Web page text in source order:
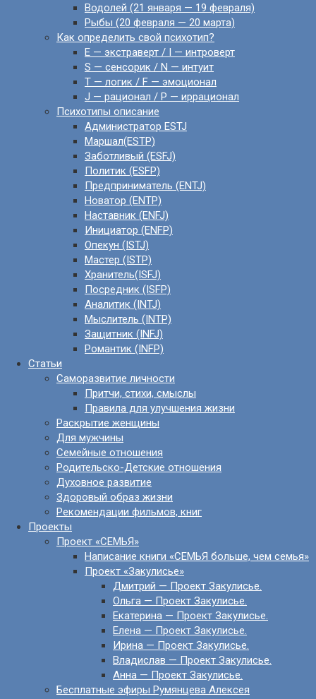
Водолей (21 января — 19 февраля)
Рыбы (20 февраля — 20 марта)
Как определить свой психотип?
E — экстраверт / I — интроверт
S — сенсорик / N — интуит
T — логик / F — эмоционал
J — рационал / P — иррационал
Психотипы описание
Администратор ESTJ
Маршал(ESTP)
Заботливый (ESFJ)
Политик (ESFP)
Предприниматель (ENTJ)
Новатор (ENTP)
Наставник (ENFJ)
Инициатор (ENFP)
Опекун (ISTJ)
Мастер (ISTP)
Хранитель(ISFJ)
Посредник (ISFP)
Аналитик (INTJ)
Мыслитель (INTP)
Защитник (INFJ)
Романтик (INFP)
Статьи
Саморазвитие личности
Притчи, стихи, смыслы
Правила для улучшения жизни
Раскрытие женщины
Для мужчины
Семейные отношения
Родительско-Детские отношения
Духовное развитие
Здоровый образ жизни
Рекомендации фильмов, книг
Проекты
Проект «СЕМЬЯ»
Написание книги «СЕМЬЯ больше, чем семья»
Проект «Закулисье»
Дмитрий — Проект Закулисье.
Ольга — Проект Закулисье.
Екатерина — Проект Закулисье.
Елена — Проект Закулисье.
Ирина — Проект Закулисье.
Владислав — Проект Закулисье.
Анна — Проект Закулисье.
Бесплатные эфиры Румянцева Алексея